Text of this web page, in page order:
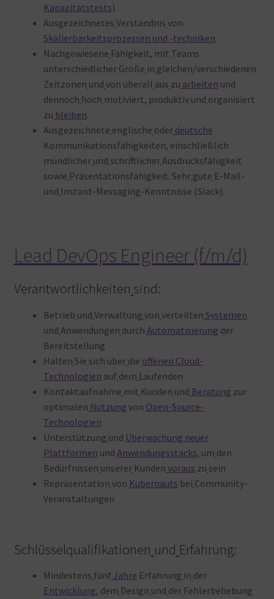
Kapazitätstests).
Ausgezeichnetes Verständnis von
Skalierbarkeitsprozessen und -techniken.
Nachgewiesene Fähigkeit, mit Teams
unterschiedlicher Größe in gleichen/verschiedenen
Zeitzonen und von überall aus zu arbeiten und
dennoch hoch motiviert, produktiv und organisiert
zu bleiben.
Ausgezeichnete englische oderdeutsche
Kommunikationsfähigkeiten, einschließlich
mündlicher und schriftlicher Ausdrucksfähigkeit
sowie Präsentationsfähigkeit. Sehr gute E-Mail-
und Instant-Messaging-Kenntnisse (Slack).
Lead DevOps Engineer (f/m/d)
Verantwortlichkeiten sind:
Betrieb und Verwaltung von verteilten Systemen
und Anwendungen durch Automatisierung der
Bereitstellung
Halten Sie sich über die offenen Cloud-
Technologien auf dem Laufenden
Kontaktaufnahme mit Kunden und Beratung zur
optimalen Nutzung von Open-Source-
Technologien
Unterstützung und Überwachung neuer
Plattformen und Anwendungsstacks, um den
Bedürfnissen unserer Kunden voraus zu sein
Repräsentation von Kubernauts bei Community-
Veranstaltungen
Schlüsselqualifikationen und Erfahrung:
Mindestens fünf Jahre Erfahrung in der
Entwicklung, dem Design und der Fehlerbehebung